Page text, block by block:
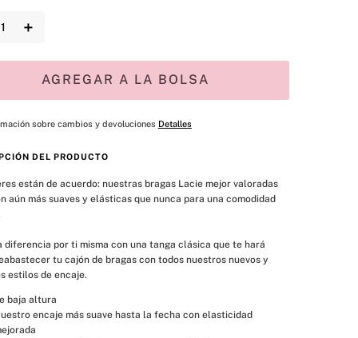
＋
AGREGAR A LA BOLSA
sobre cambios y devoluciones Detalles
DEL PRODUCTO
están de acuerdo: nuestras bragas Lacie mejor valoradas
aún más suaves y elásticas que nunca para una comodidad
diferencia por ti misma con una tanga clásica que te hará
tu cajón de bragas con todos nuestros nuevos y
estilos de encaje.
baja altura
encaje más suave hasta la fecha con elasticidad